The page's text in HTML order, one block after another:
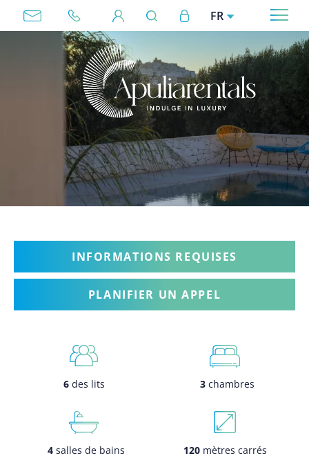
Aller au contenu principal User account menu
FR
Megamenu
INFORMATIONS REQUISES
PLANIFIER UN APPEL
6des lits 3 chambres
4 salles de bains 120mètres carrés